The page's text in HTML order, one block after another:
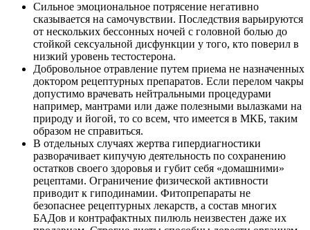
Сильное эмоциональное потрясение негативно
сказывается на самочувствии. Последствия варьируются
от нескольких бессонных ночей с головной болью до
стойкой сексуальной дисфункции у того, кто поверил в
низкий уровень тестостерона.
Добровольное отравление путем приема не назначенных
доктором рецептурных препаратов. Если перелом чакры
допустимо врачевать нейтральными процедурами
например, мантрами или даже полезными вылазками на
природу и йогой, то со всем, что имеется в МКБ, таким
образом не справиться.
В отдельных случаях жертва гипердиагностики
разворачивает кипучую деятельность по сохранению
остатков своего здоровья и губит себя «домашними»
рецептами. Ограничение физической активности
приводит к гиподинамии. Фитопрепараты не
безопаснее рецептурных лекарств, а состав многих
БАДов и контрафактных пилюль неизвестен даже их